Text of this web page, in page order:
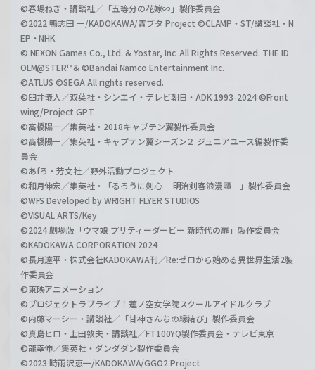
©春場ねぎ・講談社／「五等分の花嫁∽」製作委員会
©2022 鴨志田 一/KADOKAWA/青ブタ Project ©CLAMP・ST/講談社・N
EP・NHK
© NEXON Games Co., Ltd. & Yostar, Inc. All Rights Reserved. THE ID
OLM@STER™& ©Bandai Namco Entertainment Inc.
©ATLUS ©SEGA All rights reserved.
©臼井儀人／双葉社・シンエイ・テレビ朝日・ADK 1993-2024 ©Front
wing/Project GPT
©高橋陽一／集英社・2018キャプテン翼製作委員会
©高橋陽一／集英社・キャプテン翼シーズン２ ジュニアユース編製作委
員会
©あfろ・芳文社／野外活動プロジェクト
©和月伸宏／集英社・「るろうに剣心 －明治剣客浪漫譚－」製作委員会
©WFS Developed by WRIGHT FLYER STUDIOS
©VISUAL ARTS/Key
©2024 劇場版「ウマ娘 プリティーダービー 新時代の扉」製作委員会
©KADOKAWA CORPORATION 2024
©長月達平・株式会社KADOKAWA刊／Re:ゼロから始める異世界生活2製
作委員会
©東映アニメーション
©プロジェクトラブライブ！蓮ノ空女学院スクールアイドルクラブ
©内藤マーシー・講談社／「甘神さんちの縁結び」製作委員会
©真島ヒロ・上田敦夫・講談社／FT100YQ製作委員会・テレビ東京
©龍幸伸／集英社・ダンダダン製作委員会
©2023 時雨沢恵一/KADOKAWA/GGO2 Project